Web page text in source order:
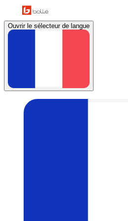
Ouvrir le sélecteur de langue